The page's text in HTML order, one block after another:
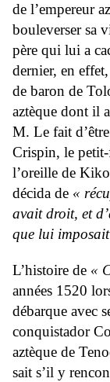
de l’empereur
bouleverser sa
père qui lui a
dernier, en
de baron de
aztèque dont il
M. Le fait
Crispin, le
l’oreille de
décida de «
avait droit, et
que lui
L’histoire de «
années 1520
débarque avec
conquistador
aztèque de
sait s’il y